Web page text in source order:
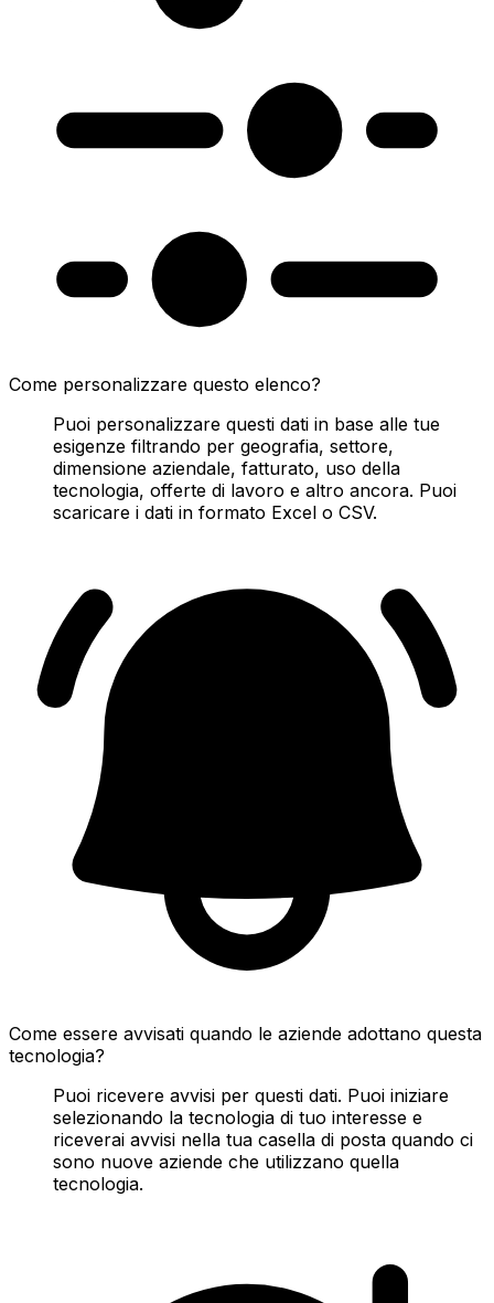
Come personalizzare questo elenco?
Puoi personalizzare questi dati in base alle tue
esigenze filtrando per geografia, settore,
dimensione aziendale, fatturato, uso della
tecnologia, offerte di lavoro e altro ancora. Puoi
scaricare i dati in formato Excel o CSV.
Come essere avvisati quando le aziende adottano questa
tecnologia?
Puoi ricevere avvisi per questi dati. Puoi iniziare
selezionando la tecnologia di tuo interesse e
riceverai avvisi nella tua casella di posta quando ci
sono nuove aziende che utilizzano quella
tecnologia.